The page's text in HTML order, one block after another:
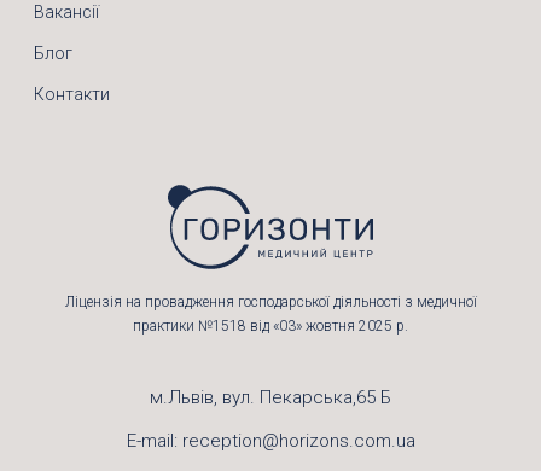
Вакансії
Блог
Контакти
Ліцензія на провадження господарської діяльності з медичної
практики №1518 від «03» жовтня 2025 р.
м.Львів, вул. Пекарська,65 Б
E-mail: reception@horizons.com.ua